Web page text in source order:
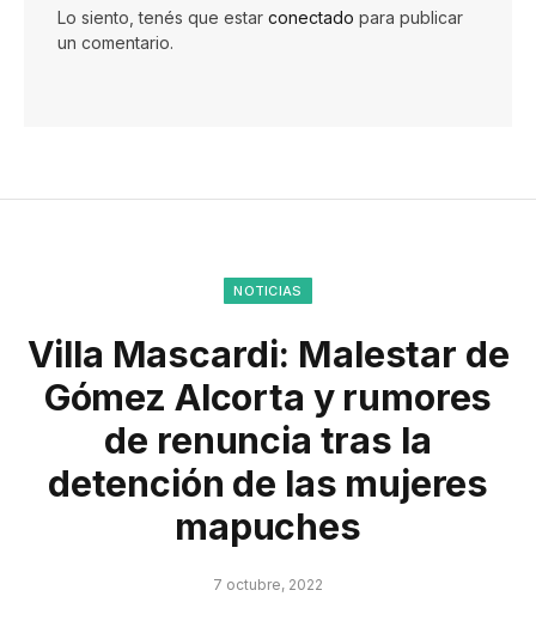
Lo siento, tenés que estar conectado para publicar
un comentario.
NOTICIAS
Villa Mascardi: Malestar de
Gómez Alcorta y rumores
de renuncia tras la
detención de las mujeres
mapuches
7 octubre, 2022